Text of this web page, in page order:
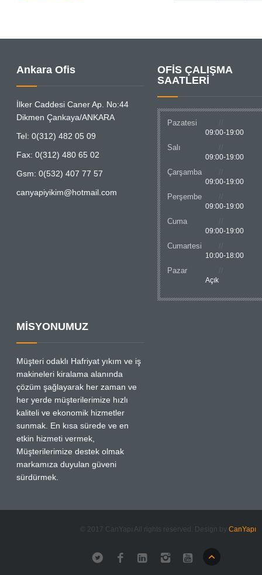
Ankara Ofis
İlker Caddesi Caner Ap. No:44
Dikmen Çankaya/ANKARA
Tel: 0(312) 482 05 09
Fax: 0(312) 480 65 02
Gsm: 0(532) 407 77 57
canyapiyikim@hotmail.com
OFİS ÇALIŞMA
SAATLERİ
Pazatesi
09:00-19:00
Salı
09:00-19:00
Çarşamba
09:00-19:00
Perşembe
09:00-19:00
Cuma
09:00-19:00
Cumartesi
10:00-18:00
Pazar
Açık
MİSYONUMUZ
Müşteri odaklı Hafriyat yıkım ve iş
makineleri kiralama alanında
çözüm şağlayarak her zaman ve
her yerde müşterilerimize hızlı
kaliteli ve ekonomik hizmetler
sunmak. En kısa sürede ve en
etkin hizmeti vermek,
Müşterilerimize destek olmak
markamıza duyulan güveni
sürdürmek.
© 2017 CanYapı All rights reserved. Design by CanYapı